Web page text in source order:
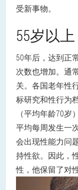
受新事物。
55岁以上
50年后，达到正
次数也增加。通
关。各国老年性
标研究和性行为
（平均年龄70
平均每周发生一
会出现性能力问题
持性欲。因此，
性，他保留了对